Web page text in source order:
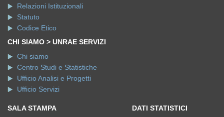
Relazioni Istituzionali
Statuto
Codice Etico
CHI SIAMO > UNRAE SERVIZI
Chi siamo
Centro Studi e Statistiche
Ufficio Analisi e Progetti
Ufficio Servizi
SALA STAMPA
DATI STATISTICI